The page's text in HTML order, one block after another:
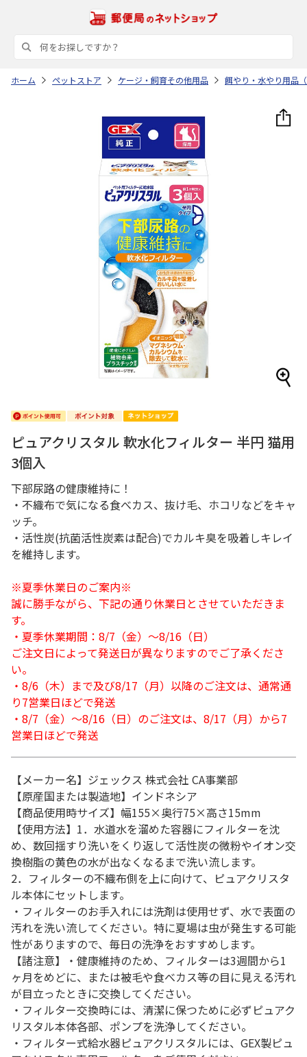
ホーム ペットストア ケージ・飼育その他用品 餌やり・水やり用品
ピュアクリスタル 軟水化フィルター 半円 猫用
3個入
下部尿路の健康維持に！
・不織布で気になる食べカス、抜け毛、ホコリなどをキャ
ッチ。
・活性炭(抗菌活性炭素は配合)でカルキ臭を吸着しキレイ
を維持します。
※夏季休業日のご案内※
誠に勝手ながら、下記の通り休業日とさせていただきま
す。
・夏季休業期間：8/7（金）～8/16（日）
ご注文日によって発送日が異なりますのでご了承くださ
い。
・8/6（木）まで及び8/17（月）以降のご注文は、通常通
り7営業日ほどで発送
・8/7（金）～8/16（日）のご注文は、8/17（月）から7
営業日ほどで発送
【メーカー名】ジェックス 株式会社 CA事業部
【原産国または製造地】インドネシア
【商品使用時サイズ】幅155×奥行75×高さ15mm
【使用方法】1．水道水を溜めた容器にフィルターを沈
め、数回揺すり洗いをくり返して活性炭の微粉やイオン交
換樹脂の黄色の水が出なくなるまで洗い流します。
2．フィルターの不織布側を上に向けて、ピュアクリスタ
ル本体にセットします。
・フィルターのお手入れには洗剤は使用せず、水で表面の
汚れを洗い流してください。特に夏場は虫が発生する可能
性がありますので、毎日の洗浄をおすすめします。
【諸注意】・健康維持のため、フィルターは3週間から1
ヶ月をめどに、または被毛や食べカス等の目に見える汚れ
が目立ったときに交換してください。
・フィルター交換時には、清潔に保つために必ずピュアク
リスタル本体各部、ポンプを洗浄してください。
・フィルター式給水器ピュアクリスタルには、GEX製ピュ